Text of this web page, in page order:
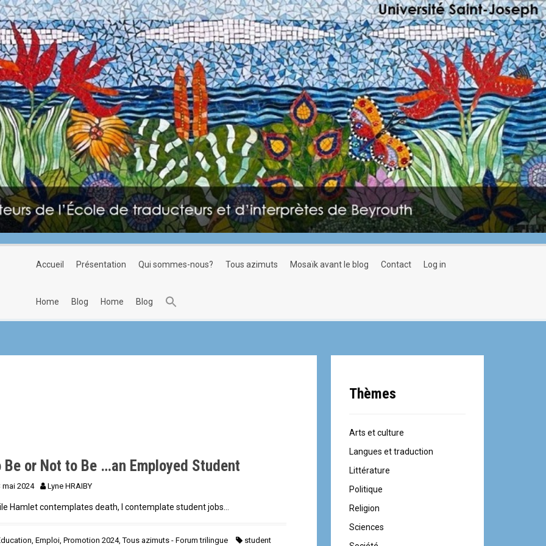
accueil présentation qui sommes-nous? tous azimuts mosaïk avant le blog contact log in
home blog home blog
Be or Not to Be …an Employed Student
mai 2024 Lyne HRAIBY
Hamlet contemplates death, I contemplate student jobs…
,Emploi,Promotion 2024,Tous azimuts - Forum trilingue
student
Thèmes
Arts et culture
Langues et traduction
Littérature
Politique
Religion
Sciences